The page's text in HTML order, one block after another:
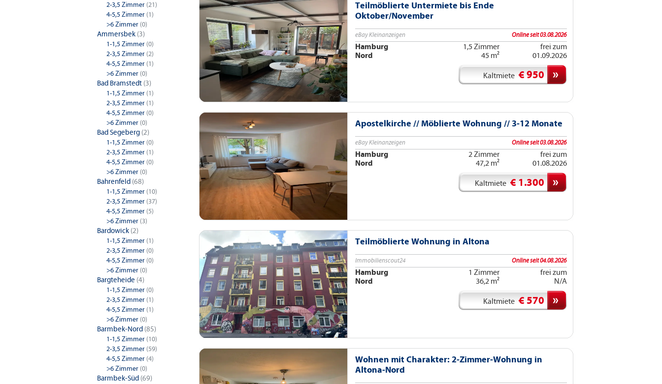
2-3,5 Zimmer (21)
4-5,5 Zimmer (1)
>6 Zimmer (0)
Ammersbek (3)
1-1,5 Zimmer (0)
2-3,5 Zimmer (2)
4-5,5 Zimmer (1)
>6 Zimmer (0)
Bad Bramstedt (3)
1-1,5 Zimmer (1)
2-3,5 Zimmer (1)
4-5,5 Zimmer (0)
>6 Zimmer (0)
Bad Segeberg (2)
1-1,5 Zimmer (0)
2-3,5 Zimmer (1)
4-5,5 Zimmer (0)
>6 Zimmer (0)
Bahrenfeld (68)
1-1,5 Zimmer (10)
2-3,5 Zimmer (37)
4-5,5 Zimmer (5)
>6 Zimmer (3)
Bardowick (2)
1-1,5 Zimmer (1)
2-3,5 Zimmer (0)
4-5,5 Zimmer (0)
>6 Zimmer (0)
Bargteheide (4)
1-1,5 Zimmer (0)
2-3,5 Zimmer (1)
4-5,5 Zimmer (1)
>6 Zimmer (0)
Barmbek-Nord (85)
1-1,5 Zimmer (10)
2-3,5 Zimmer (59)
4-5,5 Zimmer (4)
>6 Zimmer (0)
Barmbek-Süd (69)
Teilmöblierte Untermiete bis Ende
Oktober/November
eBay Kleinanzeigen Online seit 03.08.2026
Hamburg 1,5 Zimmer
frei zum
Nord
45 m² 01.09.2026
Kaltmiete € 950
Apostelkirche // Möblierte Wohnung // 3-12 Monate
eBay Kleinanzeigen Online seit 03.08.2026
Hamburg 2 Zimmer
frei zum
Nord
47,2 m² 01.08.2026
Kaltmiete € 1.300
Teilmöblierte Wohnung in Altona
Immobilienscout24 Online seit 04.08.2026
Hamburg 1 Zimmer
frei zum
Nord
36,2 m² N/A
Kaltmiete € 570
Wohnen mit Charakter: 2-Zimmer-Wohnung in
Altona-Nord